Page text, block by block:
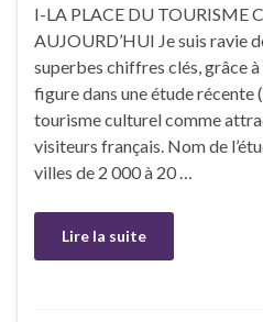
I-LA PLACE DU TOURISME
AUJOURD’HUI Je suis ravie
superbes chiffres clés, grâce
figure dans une étude
tourisme culturel comme
visiteurs français. Nom de
villes de 2 000 à 20 …
Lire la suite